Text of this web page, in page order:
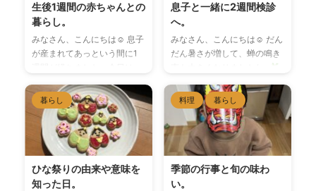
生後1週間の赤ちゃんとの
暮らし。
みなさん、こんにちは☺︎ 息子
が産まれてあっという間に1
ついて書きたいと思います。
退院の日 4日間の入院を経
て、無事に息子と2人で退院
することができました◡̈♥︎ 入
院中、娘は義実家にお世話に
なっていたので、退院の日
は、夫に迎えに来てもらい一
息子と一緒に2週間検診
へ。
みなさん、こんにちは☺︎ だん
だん暑さが増して、蝉の鳴き
行ってきました。産後1ヶ月
は車の運転をしないように言
われており、夫の予定に合わ
せて日時を調整したため、正
式にはまだ生後12日です。 完
全母乳育児なので、正直どの
くらい飲んでくれているのか
暮らし
ひな祭りの由来や意味を
知った日。
料理 暮らし
季節の行事と旬の味わ
い。